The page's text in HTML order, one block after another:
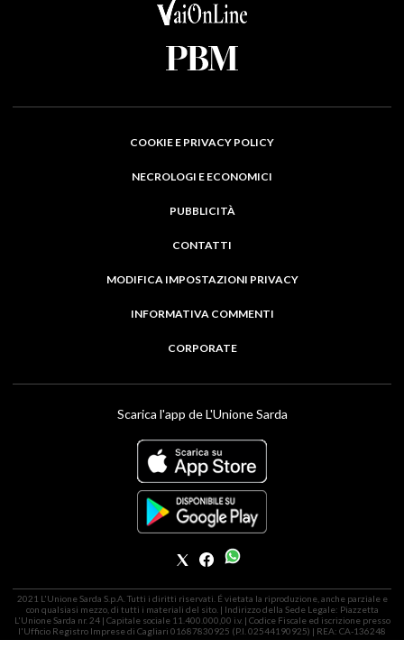
COOKIE E PRIVACY POLICY
NECROLOGI E ECONOMICI
PUBBLICITÀ
CONTATTI
MODIFICA IMPOSTAZIONI PRIVACY
INFORMATIVA COMMENTI
CORPORATE
Scarica l'app de L'Unione Sarda
2021 L'Unione Sarda S.p.A. Tutti i diritti riservati. É vietata la riproduzione, anche parziale e
con qualsiasi mezzo, di tutti i materiali del sito. | Indirizzo della Sede Legale: Piazzetta
L'Unione Sarda nr. 24 | Capitale sociale 11.400.000,00 i.v. | Codice Fiscale ed iscrizione presso
l'Ufficio Registro Imprese di Cagliari 01687830925 (P.I. 02544190925) | REA: CA-136248